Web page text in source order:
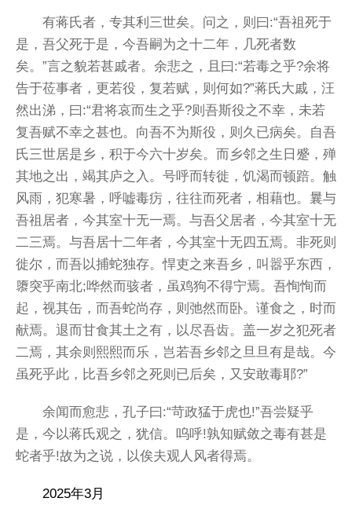
有蒋氏者，专其利三世矣。问之，则曰:“吾祖死于
是，吾父死于是，今吾嗣为之十二年，几死者数
矣。”言之貌若甚戚者。余悲之，且曰:“若毒之乎?余将
告于莅事者，更若役，复若赋，则何如?”蒋氏大戚，汪
然出涕，曰:“君将哀而生之乎?则吾斯役之不幸，未若
复吾赋不幸之甚也。向吾不为斯役，则久已病矣。自吾
氏三世居是乡，积于今六十岁矣。而乡邻之生日蹙，殚
其地之出，竭其庐之入。号呼而转徙，饥渴而顿踣。触
风雨，犯寒暑，呼嘘毒疠，往往而死者，相藉也。曩与
吾祖居者，今其室十无一焉。与吾父居者，今其室十无
二三焉。与吾居十二年者，今其室十无四五焉。非死则
徙尔，而吾以捕蛇独存。悍吏之来吾乡，叫嚣乎东西，
隳突乎南北;哗然而骇者，虽鸡狗不得宁焉。吾恂恂而
起，视其缶，而吾蛇尚存，则弛然而卧。谨食之，时而
献焉。退而甘食其土之有，以尽吾齿。盖一岁之犯死者
二焉，其余则熙熙而乐，岂若吾乡邻之旦旦有是哉。今
虽死乎此，比吾乡邻之死则已后矣，又安敢毒耶?”
余闻而愈悲，孔子曰:“苛政猛于虎也!”吾尝疑乎
是，今以蒋氏观之，犹信。呜呼!孰知赋敛之毒有甚是
蛇者乎!故为之说，以俟夫观人风者得焉。
2025年3月